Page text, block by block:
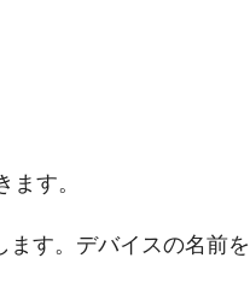
す。
ます。デバイスの名前を